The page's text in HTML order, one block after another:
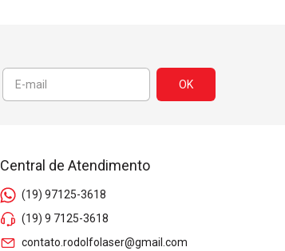
Central de Atendimento
(19) 97125-3618
(19) 9 7125-3618
contato.rodolfolaser@gmail.com